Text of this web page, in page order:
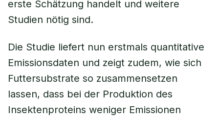
erste Schätzung handelt und weitere
Studien nötig sind.
Die Studie liefert nun erstmals quantitative
Emissionsdaten und zeigt zudem, wie sich
Futtersubstrate so zusammensetzen
lassen, dass bei der Produktion des
Insektenproteins weniger Emissionen